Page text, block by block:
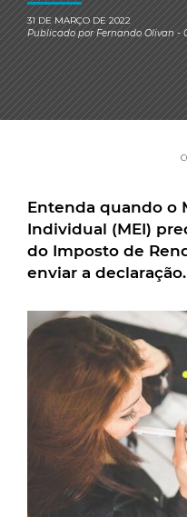
31 DE MARÇO DE 2022
Publicado porFernando Olivan-
Entenda quando o
Individual (MEI)
do Imposto de
enviar a declaração.